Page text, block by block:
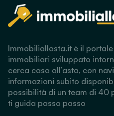
Immobiliallasta.it è il
immobiliari sviluppato
cerca casa all’asta, con
informazioni subito
possibilità di un team di 40
ti guida passo passo